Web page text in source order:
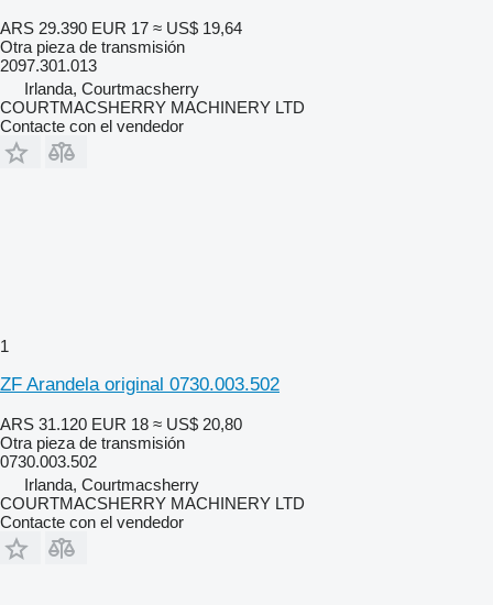
ARS 29.390 EUR 17 ≈ US$ 19,64
Otra pieza de transmisión
2097.301.013
Irlanda, Courtmacsherry
COURTMACSHERRY MACHINERY LTD
Contacte con el vendedor
1
ZF Arandela original 0730.003.502
ARS 31.120 EUR 18 ≈ US$ 20,80
Otra pieza de transmisión
0730.003.502
Irlanda, Courtmacsherry
COURTMACSHERRY MACHINERY LTD
Contacte con el vendedor